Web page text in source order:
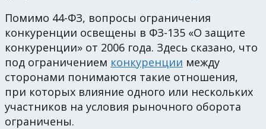
Помимо 44-ФЗ, вопросы ограничения
конкуренции освещены в ФЗ-135 «О защите
конкуренции» от 2006 года. Здесь сказано, что
под ограничением конкуренции между
сторонами понимаются такие отношения,
при которых влияние одного или нескольких
участников на условия рыночного оборота
ограничены.